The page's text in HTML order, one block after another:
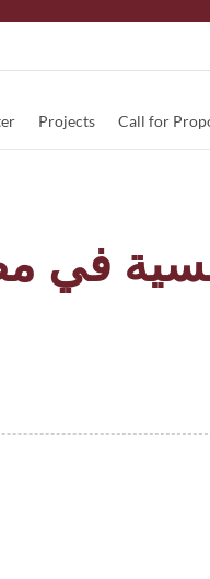
Projects Call for
في